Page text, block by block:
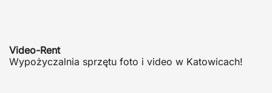
Video-Rent
Wypożyczalnia sprzętu foto i video w Katowicach!